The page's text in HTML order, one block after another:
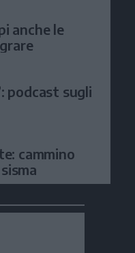
anche le
podcast sugli
cammino